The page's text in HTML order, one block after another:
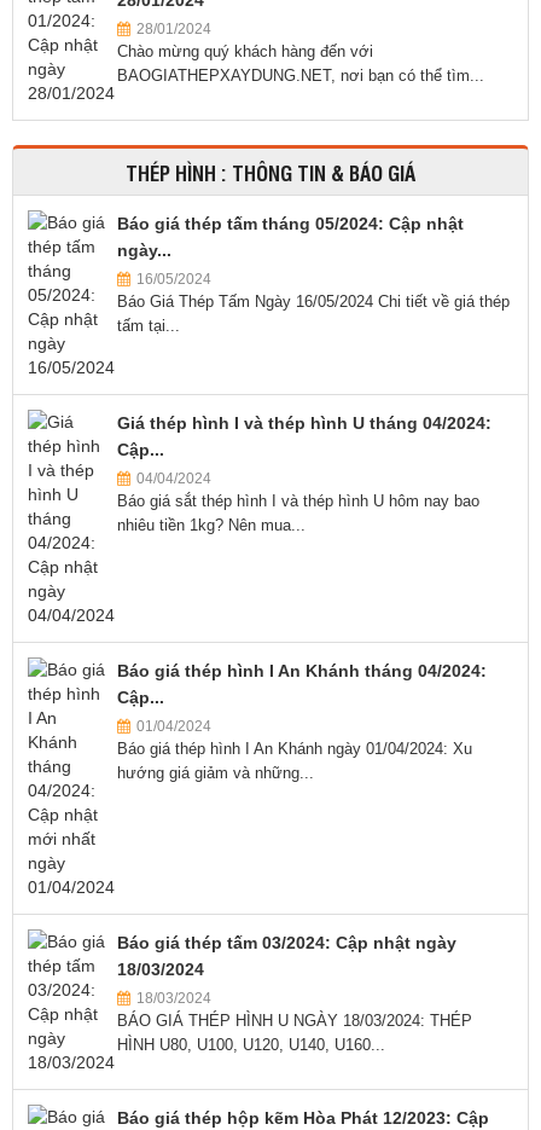
28/01/2024
Chào mừng quý khách hàng đến với
BAOGIATHEPXAYDUNG.NET, nơi bạn có thể tìm...
THÉP HÌNH : THÔNG TIN & BÁO GIÁ
Báo giá thép tấm tháng 05/2024: Cập nhật
ngày...
16/05/2024
Báo Giá Thép Tấm Ngày 16/05/2024 Chi tiết về giá thép
tấm tại...
Giá thép hình I và thép hình U tháng 04/2024:
Cập...
04/04/2024
Báo giá sắt thép hình I và thép hình U hôm nay bao
nhiêu tiền 1kg? Nên mua...
Báo giá thép hình I An Khánh tháng 04/2024:
Cập...
01/04/2024
Báo giá thép hình I An Khánh ngày 01/04/2024: Xu
hướng giá giảm và những...
Báo giá thép tấm 03/2024: Cập nhật ngày
18/03/2024
18/03/2024
BÁO GIÁ THÉP HÌNH U NGÀY 18/03/2024: THÉP
HÌNH U80, U100, U120, U140, U160...
Báo giá thép hộp kẽm Hòa Phát 12/2023: Cập